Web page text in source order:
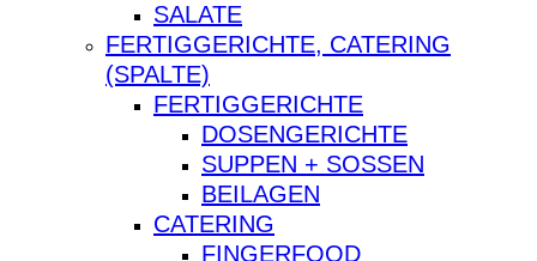
SALATE
FERTIGGERICHTE, CATERING
(SPALTE)
FERTIGGERICHTE
DOSENGERICHTE
SUPPEN + SOSSEN
BEILAGEN
CATERING
FINGERFOOD